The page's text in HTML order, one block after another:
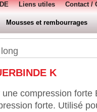
Liens utiles Contact /
Mousses et rembourrages
K
une compression
forte. Utilisé